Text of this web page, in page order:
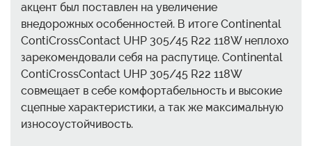
акцент был поставлен на увеличение
внедорожных особенностей. В итоге Continental
ContiCrossContact UHP 305/45 R22 118W неплохо
зарекомендовали себя на распутице. Continental
ContiCrossContact UHP 305/45 R22 118W
совмещает в себе комфортабельность и высокие
сцепные характеристики, а так же максимальную
износоустойчивость.